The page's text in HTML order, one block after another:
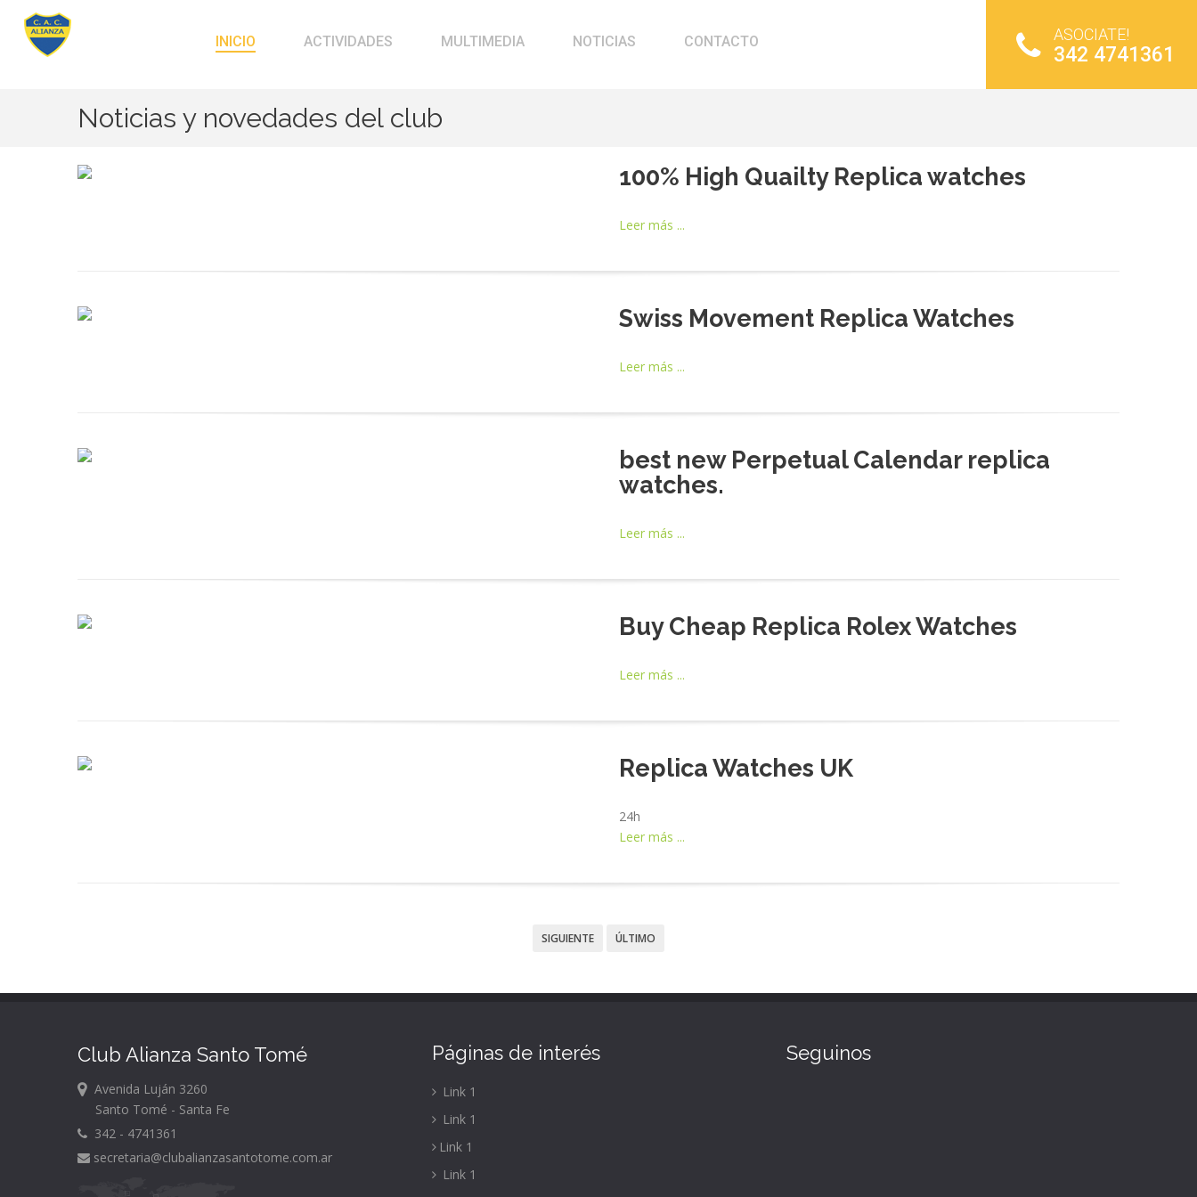
INICIO ACTIVIDADES MULTIMEDIA NOTICIAS CONTACTO ASOCIATE!
342 4741361
Noticias y novedades del club
100% High Quailty Replica watches
Leer más ...
Swiss Movement Replica Watches
Leer más ...
best new Perpetual Calendar replica
watches.
Leer más ...
Buy Cheap Replica Rolex Watches
Leer más ...
Replica Watches UK
24h
Leer más ...
SIGUIENTE ÚLTIMO
Club Alianza Santo Tomé
Avenida Luján 3260
Santo Tomé - Santa Fe
342 - 4741361
secretaria@clubalianzasantotome.com.ar
Páginas de interés
Link 1
Link 1
Link 1
Link 1
Seguinos